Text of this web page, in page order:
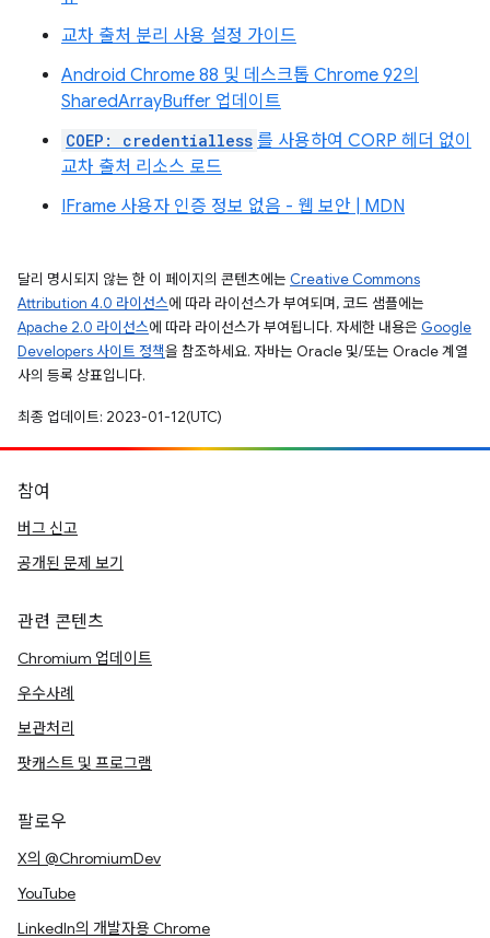
교차 출처 분리 사용 설정 가이드
Android Chrome 88 및 데스크톱 Chrome 92의
SharedArrayBuffer 업데이트
COEP: credentialless 를 사용하여 CORP 헤더 없이
교차 출처 리소스 로드
IFrame 사용자 인증 정보 없음 - 웹 보안 | MDN
달리 명시되지 않는 한 이 페이지의 콘텐츠에는 Creative Commons
Attribution 4.0 라이선스에 따라 라이선스가 부여되며, 코드 샘플에는
Apache 2.0 라이선스에 따라 라이선스가 부여됩니다. 자세한 내용은 Google
Developers 사이트 정책을 참조하세요. 자바는 Oracle 및/또는 Oracle 계열
사의 등록 상표입니다.
최종 업데이트: 2023-01-12(UTC)
참여
버그 신고
공개된 문제 보기
관련 콘텐츠
Chromium 업데이트
우수사례
보관처리
팟캐스트 및 프로그램
팔로우
X의 @ChromiumDev
YouTube
LinkedIn의 개발자용 Chrome